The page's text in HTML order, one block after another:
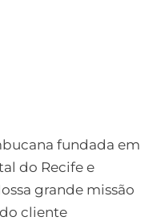
fundada em
do Recife e
grande missão
cliente